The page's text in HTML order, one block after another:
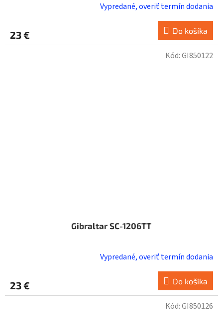
Vypredané, overiť termín dodania
23 € Do košíka
Gibraltar SC-1206TT
Vypredané, overiť termín dodania
23 € Do košíka
Kód:GI850122
Kód:GI850126